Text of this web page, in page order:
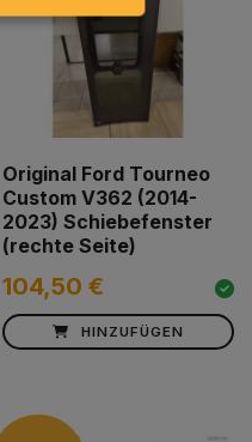
Original Ford Tourneo
Custom V362 (2014-
2023) Schiebefenster
(rechte Seite)
104,50 €
HINZUFÜGEN